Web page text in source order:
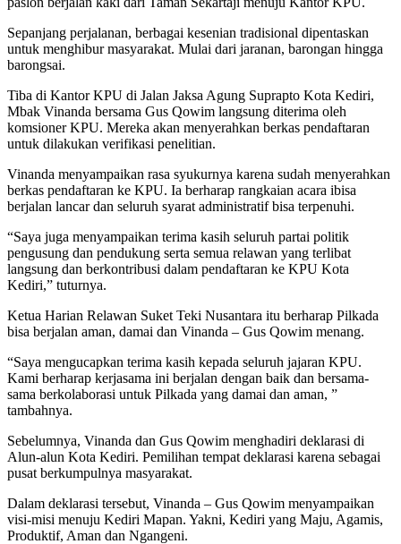
Sepanjang perjalanan, berbagai kesenian tradisional dipentaskan
untuk menghibur masyarakat. Mulai dari jaranan, barongan hingga
barongsai.
Tiba di Kantor KPU di Jalan Jaksa Agung Suprapto Kota Kediri,
Mbak Vinanda bersama Gus Qowim langsung diterima oleh
komsioner KPU. Mereka akan menyerahkan berkas pendaftaran
untuk dilakukan verifikasi penelitian.
Vinanda menyampaikan rasa syukurnya karena sudah menyerahkan
berkas pendaftaran ke KPU. Ia berharap rangkaian acara ibisa
berjalan lancar dan seluruh syarat administratif bisa terpenuhi.
“Saya juga menyampaikan terima kasih seluruh partai politik
pengusung dan pendukung serta semua relawan yang terlibat
langsung dan berkontribusi dalam pendaftaran ke KPU Kota
Kediri,” tuturnya.
Ketua Harian Relawan Suket Teki Nusantara itu berharap Pilkada
bisa berjalan aman, damai dan Vinanda – Gus Qowim menang.
“Saya mengucapkan terima kasih kepada seluruh jajaran KPU.
Kami berharap kerjasama ini berjalan dengan baik dan bersama-
sama berkolaborasi untuk Pilkada yang damai dan aman, ”
tambahnya.
Sebelumnya, Vinanda dan Gus Qowim menghadiri deklarasi di
Alun-alun Kota Kediri. Pemilihan tempat deklarasi karena sebagai
pusat berkumpulnya masyarakat.
Dalam deklarasi tersebut, Vinanda – Gus Qowim menyampaikan
visi-misi menuju Kediri Mapan. Yakni, Kediri yang Maju, Agamis,
Produktif, Aman dan Ngangeni.